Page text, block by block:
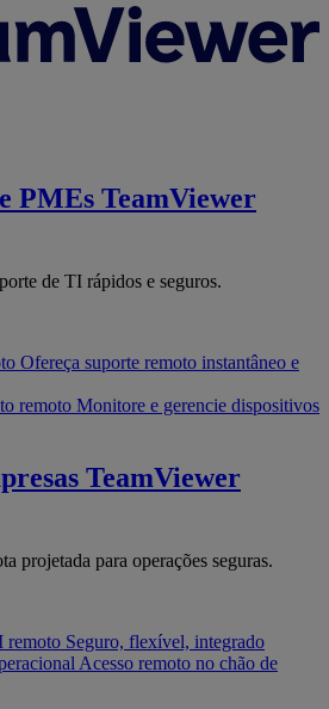
PMEs TeamViewer
de TI rápidos e seguros.
Ofereça suporte remoto instantâneo e
remoto Monitore e gerencie dispositivos
TeamViewer
projetada para operações seguras.
remoto Seguro, flexível, integrado
Acesso remoto no chão de